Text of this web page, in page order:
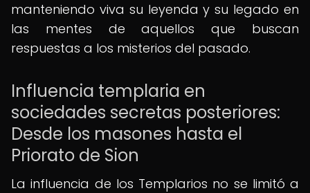
manteniendo viva su leyenda y su legado en
las mentes de aquellos que buscan
respuestas a los misterios del pasado.
Influencia templaria en
sociedades secretas posteriores:
Desde los masones hasta el
Priorato de Sion
La influencia de los Templarios no se limitó a